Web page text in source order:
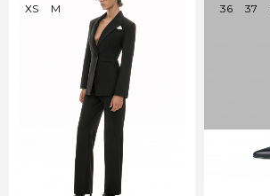
XS M 36 37